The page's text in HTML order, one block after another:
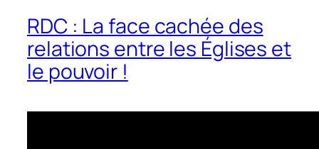
RDC : La face cachée des
relations entre les Églises et
le pouvoir !